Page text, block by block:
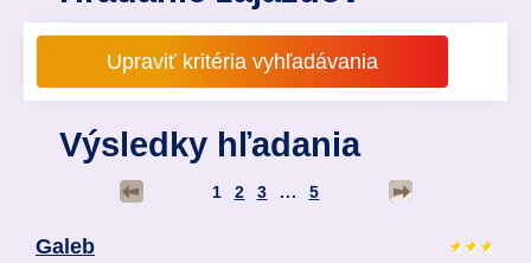
Výsledky hľadania
1 2 3 ... 5
Galeb